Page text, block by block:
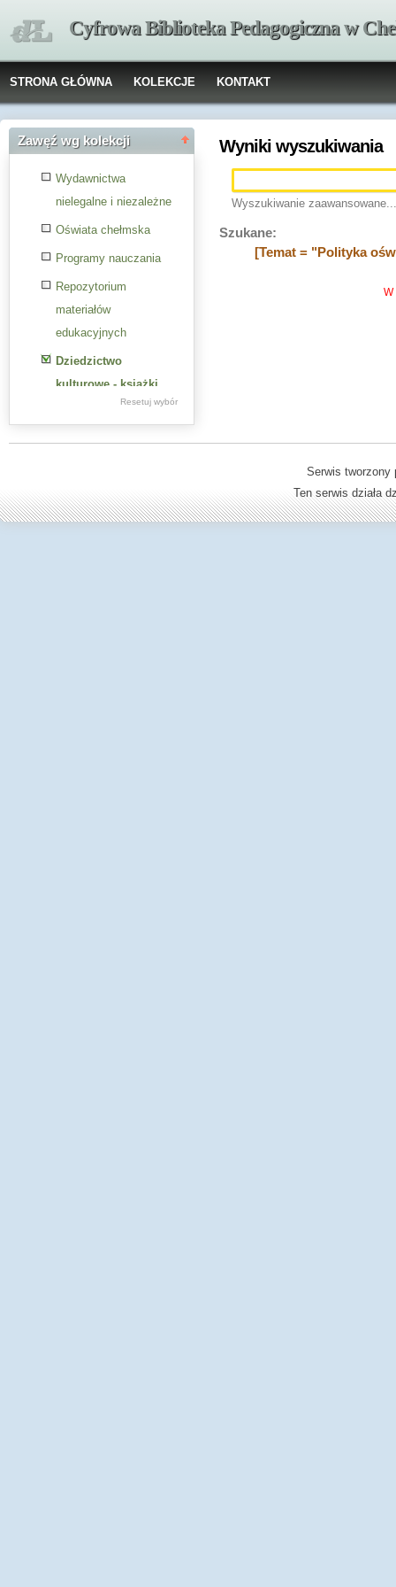
Cyfrowa Biblioteka Pedagogiczna w
STRONA GŁÓWNA KOLEKCJE KONTAKT
Zawęź wg kolekcji
Wydawnictwa
nielegalne i niezależne
Oświata chełmska
Programy nauczania
Repozytorium
materiałów
edukacyjnych
Dziedzictwo
kulturowe - książki
Resetuj wybór
Wyniki wyszukiwania
Wyszukiwanie zaawansowane...
Szukane:
[Temat = "Polityka
W
Serwis
Ten serwis działa